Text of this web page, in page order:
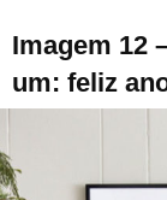
Imagem 12
um: feliz